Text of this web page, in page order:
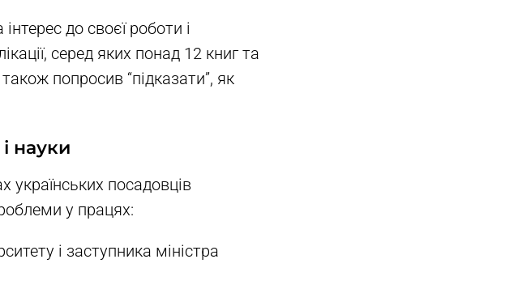
до своєї роботи і
серед яких понад 12 книг та
попросив “підказати”, як
науки
посадовців
у працях:
і заступника міністра